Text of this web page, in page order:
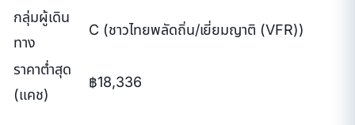
กลุ่มผู้เดิน
ทาง
C (ชาวไทยพลัดถิ่น/เยี่ยมญาติ (VFR))
ราคาต่ำสุด
(แคช)
฿18,336